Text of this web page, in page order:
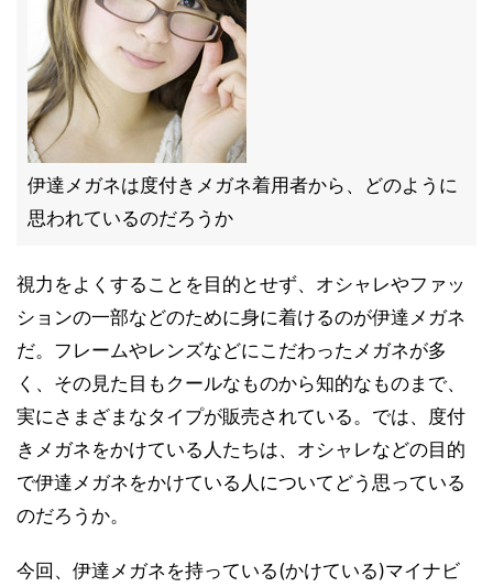
伊達メガネは度付きメガネ着用者から、どのように
思われているのだろうか
視力をよくすることを目的とせず、オシャレやファッ
ションの一部などのために身に着けるのが伊達メガネ
だ。フレームやレンズなどにこだわったメガネが多
く、その見た目もクールなものから知的なものまで、
実にさまざまなタイプが販売されている。では、度付
きメガネをかけている人たちは、オシャレなどの目的
で伊達メガネをかけている人についてどう思っている
のだろうか。
今回、伊達メガネを持っている(かけている)マイナビ